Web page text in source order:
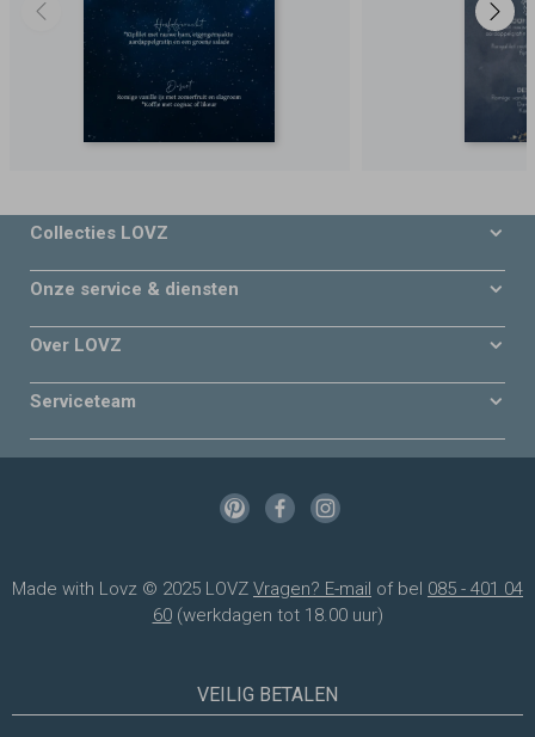
Collecties LOVZ
Onze service & diensten
Over LOVZ
Serviceteam
Made with Lovz © 2025 LOVZ Vragen? E-mail of bel 085 - 401 04
60(werkdagen tot 18.00 uur)
VEILIG BETALEN